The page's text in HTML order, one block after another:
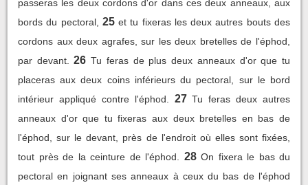
passeras les deux cordons d'or dans ces deux anneaux, aux
bords du pectoral, 25 et tu fixeras les deux autres bouts des
cordons aux deux agrafes, sur les deux bretelles de l'éphod,
par devant.
26 Tu feras de plus deux anneaux d'or que tu
placeras aux deux coins inférieurs du pectoral, sur le bord
intérieur appliqué contre l'éphod.
27 Tu feras deux autres
anneaux d'or que tu fixeras aux deux bretelles en bas de
l'éphod, sur le devant, près de l'endroit où elles sont fixées,
tout près de la ceinture de l'éphod.
28 On fixera le bas du
pectoral en joignant ses anneaux à ceux du bas de l'éphod